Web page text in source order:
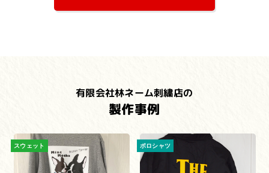
有限会社林ネーム刺繍店の
製作事例
スウェット ポロシャツ